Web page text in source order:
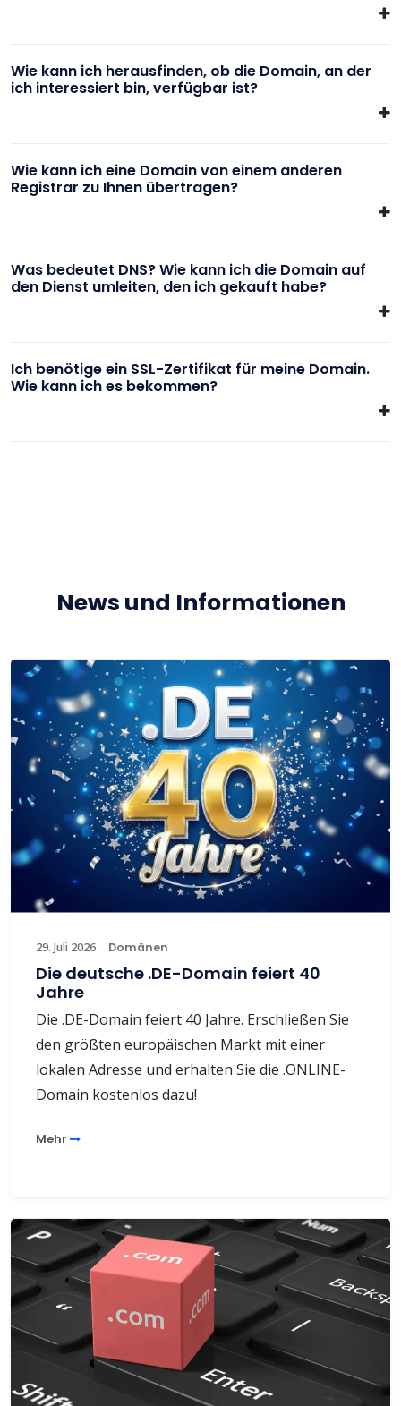
Wie kann ich herausfinden, ob die Domain, an der
ich interessiert bin, verfügbar ist?
Wie kann ich eine Domain von einem anderen
Registrar zu Ihnen übertragen?
Was bedeutet DNS? Wie kann ich die Domain auf
den Dienst umleiten, den ich gekauft habe?
Ich benötige ein SSL-Zertifikat für meine Domain.
Wie kann ich es bekommen?
News und Informationen
29. Juli 2026 Domänen
Die deutsche .DE-Domain feiert 40
Jahre
Die .DE-Domain feiert 40 Jahre. Erschließen Sie
den größten europäischen Markt mit einer
lokalen Adresse und erhalten Sie die .ONLINE-
Domain kostenlos dazu!
Mehr